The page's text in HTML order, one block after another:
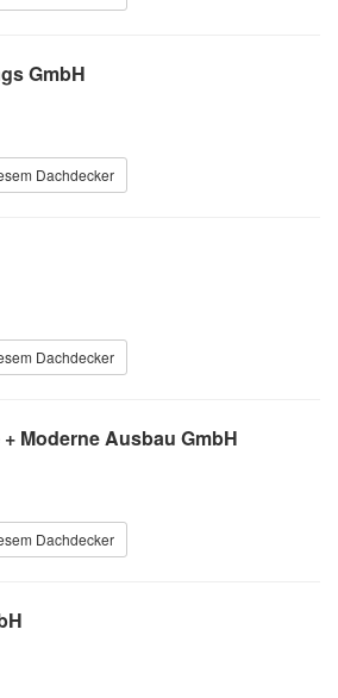
GmbH
Dachdecker
Dachdecker
Moderne Ausbau GmbH
Dachdecker